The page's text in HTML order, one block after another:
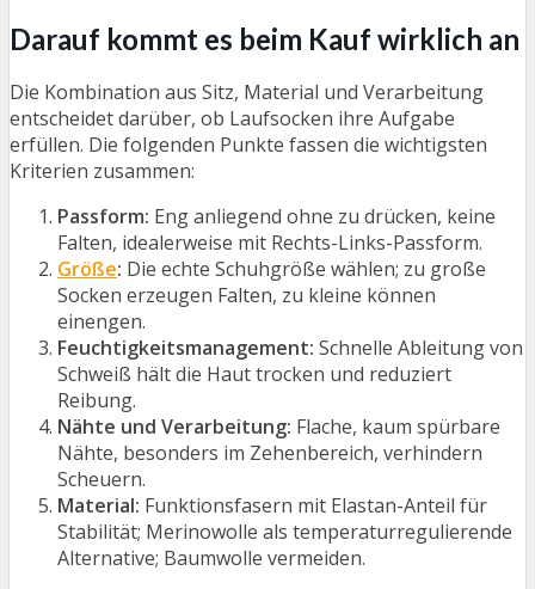
Darauf kommt es beim Kauf wirklich an
Die Kombination aus Sitz, Material und Verarbeitung
entscheidet darüber, ob Laufsocken ihre Aufgabe
erfüllen. Die folgenden Punkte fassen die wichtigsten
Kriterien zusammen:
Passform: Eng anliegend ohne zu drücken, keine
Falten, idealerweise mit Rechts-Links-Passform.
Größe: Die echte Schuhgröße wählen; zu große
Socken erzeugen Falten, zu kleine können
einengen.
Feuchtigkeitsmanagement: Schnelle Ableitung von
Schweiß hält die Haut trocken und reduziert
Reibung.
Nähte und Verarbeitung: Flache, kaum spürbare
Nähte, besonders im Zehenbereich, verhindern
Scheuern.
Material: Funktionsfasern mit Elastan-Anteil für
Stabilität; Merinowolle als temperaturregulierende
Alternative; Baumwolle vermeiden.